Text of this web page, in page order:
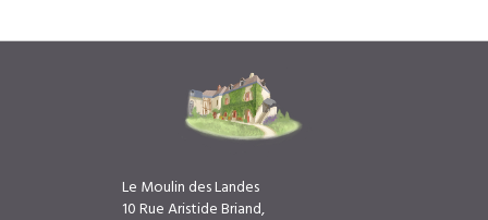
Le Moulin des Landes
10 Rue Aristide Briand,